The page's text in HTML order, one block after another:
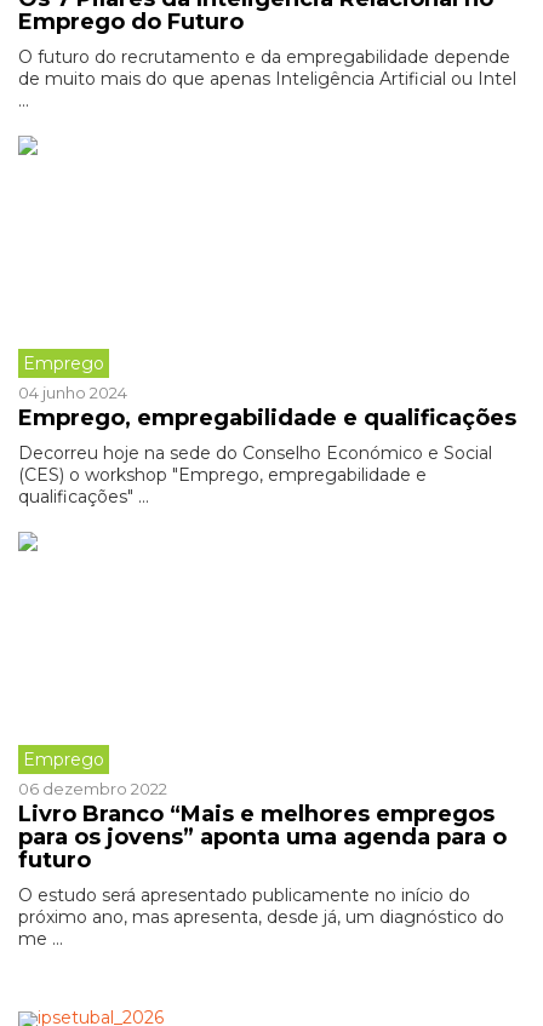
Emprego do Futuro
O futuro do recrutamento e da empregabilidade depende
de muito mais do que apenas Inteligência Artificial ou Intel
...
Emprego
04 junho 2024
Emprego, empregabilidade e qualificações
Decorreu hoje na sede do Conselho Económico e Social
(CES) o workshop "Emprego, empregabilidade e
qualificações" ...
Emprego
06 dezembro 2022
Livro Branco “Mais e melhores empregos
para os jovens” aponta uma agenda para o
futuro
O estudo será apresentado publicamente no início do
próximo ano, mas apresenta, desde já, um diagnóstico do
me ...